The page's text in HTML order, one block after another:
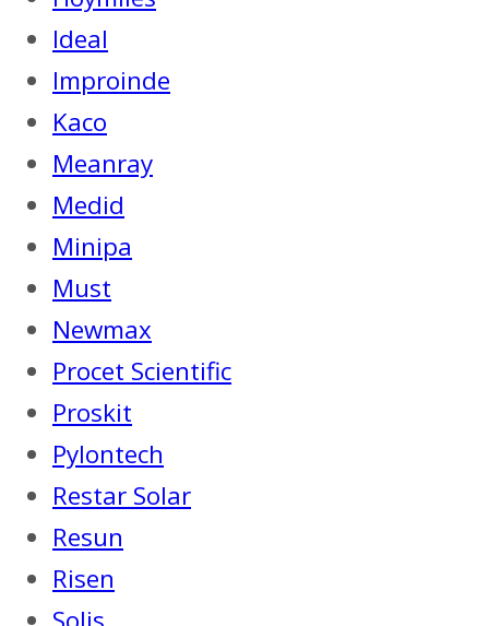
Ideal
Improinde
Kaco
Meanray
Medid
Minipa
Must
Newmax
Procet Scientific
Proskit
Pylontech
Restar Solar
Resun
Risen